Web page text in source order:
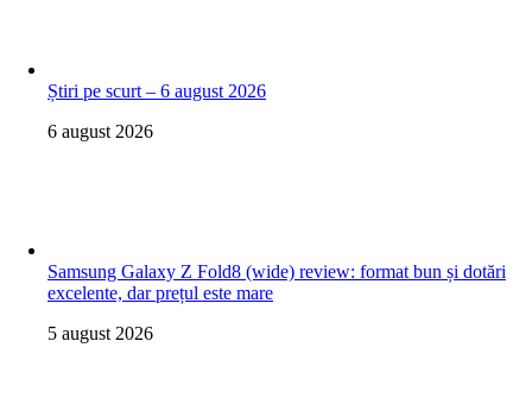
Știri pe scurt – 6 august 2026
6 august 2026
Samsung Galaxy Z Fold8 (wide) review: format bun și dotări
excelente, dar prețul este mare
5 august 2026